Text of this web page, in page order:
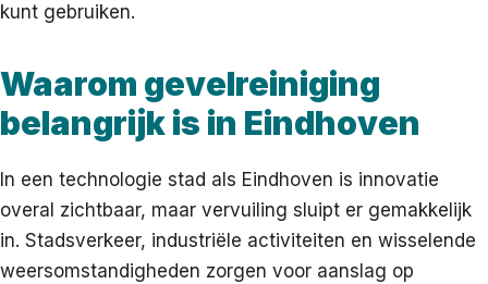
kunt gebruiken.
Waarom gevelreiniging
belangrijk is in Eindhoven
In een technologie stad als Eindhoven is innovatie
overal zichtbaar, maar vervuiling sluipt er gemakkelijk
in. Stadsverkeer, industriële activiteiten en wisselende
weersomstandigheden zorgen voor aanslag op